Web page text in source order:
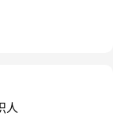
人